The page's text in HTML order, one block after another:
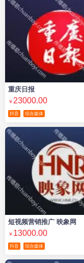
重庆日报
￥ 23000.00
抖音 综合媒体
短视频营销推广 映象网
￥ 13000.00
抖音 综合媒体